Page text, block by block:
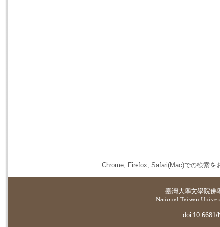
Chrome, Firefox, Safari(Mac)での検索を
臺灣大學文學院佛
National Taiwan
doi:10.6681/